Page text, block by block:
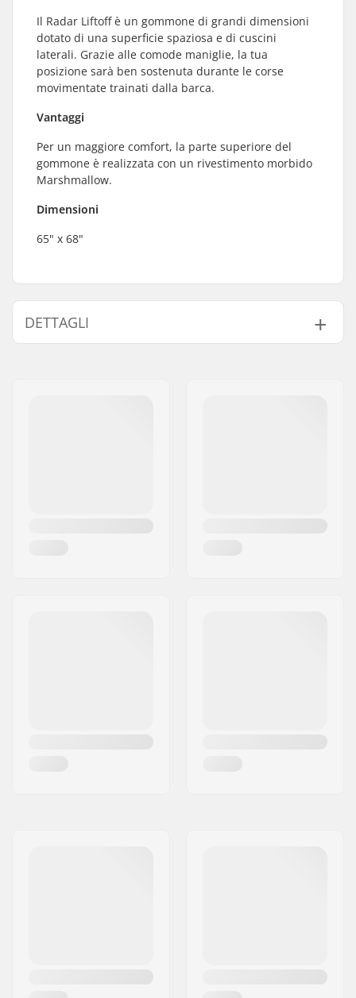
Il Radar Liftoff è un gommone di grandi dimensioni
dotato di una superficie spaziosa e di cuscini
laterali. Grazie alle comode maniglie, la tua
posizione sarà ben sostenuta durante le corse
movimentate trainati dalla barca.
Vantaggi
Per un maggiore comfort, la parte superiore del
gommone è realizzata con un rivestimento morbido
Marshmallow.
Dimensioni
65" x 68"
DETTAGLI